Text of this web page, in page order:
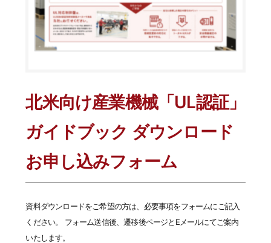
北米向け産業機械「UL認証」
ガイドブック ダウンロード
お申し込みフォーム
資料ダウンロードをご希望の方は、必要事項をフォームにご記入
ください。 フォーム送信後、遷移後ページとEメールにてご案内
いたします。